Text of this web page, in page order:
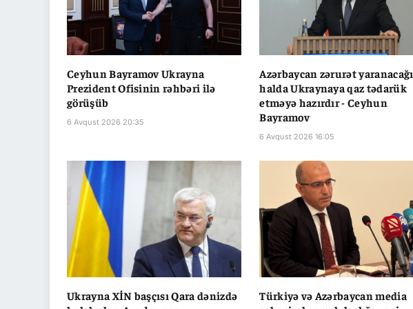
Ceyhun Bayramov Ukrayna
Prezident Ofisinin rəhbəri ilə
görüşüb
6 Avqust 2026 20:35
Azərbaycan zərurət yaranacağı
halda Ukraynaya qaz tədarük
etməyə hazırdır - Ceyhun
Bayramov
6 Avqust 2026 16:05
Ukrayna XİN başçısı Qara dənizdə
Türkiyə və Azərbaycan media